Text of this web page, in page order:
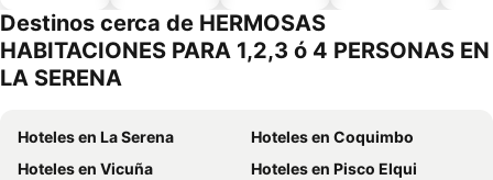
mascotas
Destinos cerca de HERMOSAS
HABITACIONES PARA 1,2,3 ó 4 PERSONAS EN
LA SERENA
Hoteles en La Serena
Hoteles en Coquimbo
Hoteles en Vicuña
Hoteles en Pisco Elqui